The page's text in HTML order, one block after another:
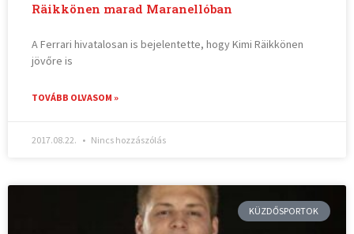
Räikkönen marad Maranellóban
A Ferrari hivatalosan is bejelentette, hogy Kimi Räikkönen
jövőre is
TOVÁBB OLVASOM »
2017.08.22. Nincs hozzászólás
KÜZDŐSPORTOK